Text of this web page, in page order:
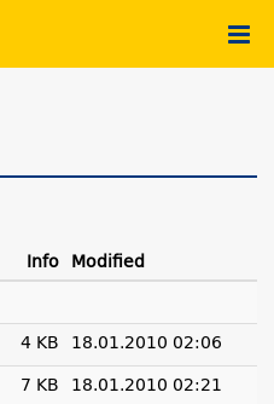
Info Modified
4 KB 18.01.2010 02:06
7 KB 18.01.2010 02:21